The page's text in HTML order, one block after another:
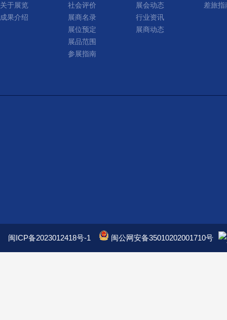
关于展览
成果介绍
社会评价
展商名录
展位预定
展品范围
参展指南
展会动态
行业资讯
展商动态
差旅指
闽ICP备2023012418号-1 闽公网安备35010202001710号